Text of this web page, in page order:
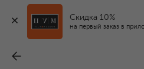
Скидка 10%
на первый заказ в